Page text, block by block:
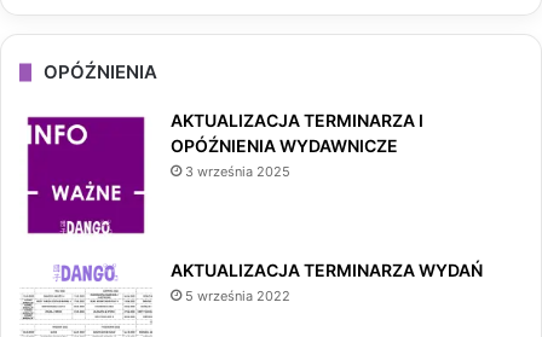
OPÓŹNIENIA
AKTUALIZACJA TERMINARZA I
OPÓŹNIENIA WYDAWNICZE
3 września 2025
AKTUALIZACJA TERMINARZA WYDAŃ
5 września 2022